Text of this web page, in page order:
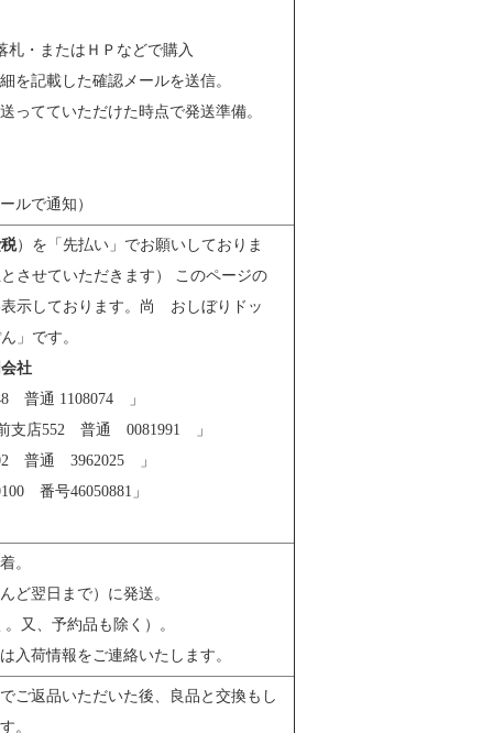
・またはＨＰなどで購入
を記載した確認メールを送信。
てていただけた時点で発送準備。
ルで通知）
）を「先払い」でお願いしておりま
させていただきます） このページの
示しております。尚 おしぼりドッ
」です。
社
普通 1108074 」
支店552 普通 0081991 」
普通 3962025 」
番号46050881」
。
ど翌日まで）に発送。
又、予約品も除く）。
入荷情報をご連絡いたします。
ご返品いただいた後、良品と交換もし
。